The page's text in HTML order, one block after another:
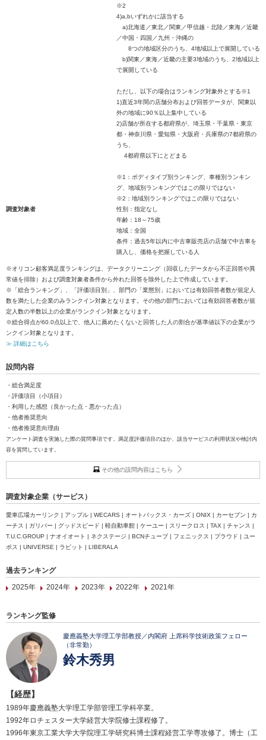
※2
4)a,bいずれかに該当する
a)北海道／東北／関東／甲信越・北陸／東海／近畿
／中国・四国／九州・沖縄の
8つの地域区分のうち、4地域以上で展開している
b)関東／東海／近畿の主要3地域のうち、2地域以上
で展開している
ただし、以下の場合はランキング対象外とする※1
1)直近3年間の店舗分布および回答データが、関東以
外の地域に90％以上集中している
2)店舗が所在する都府県が、埼玉県・千葉県・東京
都・神奈川県・愛知県・大阪府・兵庫県の7都府県の
うち、
4都府県以下にとどまる
※1：ボディタイプ別ランキング、車種別ランキン
グ、地域別ランキングではこの限りではない
※2：地域別ランキングではこの限りではない
調査対象者
性別：指定なし
年齢：18～75歳
地域：全国
条件：過去5年以内に中古車販売店の店舗で中古車を
購入し、価格を把握している人
※オリコン顧客満足度ランキングは、データクリーニング（回収したデータから不正回答や異
常値を排除）および調査対象者条件から外れた回答を除外した上で作成しています。
※「総合ランキング」、「評価項目別」、部門の「業態別」においては有効回答者数が規定人
数を満たした企業のみランクイン対象となります。その他の部門においては有効回答者数が規
定人数の半数以上の企業がランクイン対象となります。
※総合得点が60.0点以上で、他人に薦めたくないと回答した人の割合が基準値以下の企業がラ
ンクイン対象となります。
≫ 詳細はこちら
設問内容
・総合満足度
・評価項目（小項目）
・利用した感想（良かった点・悪かった点）
・他者推奨意向
・他者推奨意向理由
アンケート調査を実施した際の質問事項です。満足度評価項目のほか、該当サービスの利用状況や検討内
容を質問しています。
その他の設問内容はこちら
調査対象企業（サービス）
愛車広場カーリンク | アップル | WECARS | オートバックス・カーズ | ONIX | カーセブン | カ
ーチス | ガリバー | グッドスピード | 軽自動車館 | ケーユー | スリークロス | TAX | チャンス |
T.U.C.GROUP | ナオイオート | ネクステージ | BCNチューブ | フェニックス | プラウド | ユー
ポス | UNIVERSE | ラビット | LIBERALA
過去ランキング
2025年
2024年 2023年 2022年 2021年
ランキング監修
慶應義塾大学理工学部教授／内閣府 上席科学技術政策フェロー
（非常勤）
鈴木秀男
【経歴】
1989年慶應義塾大学理工学部管理工学科卒業。
1992年ロチェスター大学経営大学院修士課程修了。
1996年東京工業大学大学院理工学研究科博士課程経営工学専攻修了。博士（工